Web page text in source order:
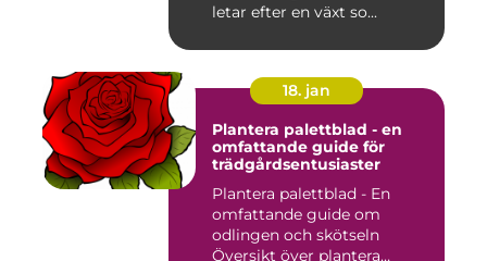
letar efter en växt so...
18. jan
Plantera palettblad - en
omfattande guide för
trädgårdsentusiaster
Plantera palettblad - En
omfattande guide om
odlingen och skötseln
Översikt över plantera